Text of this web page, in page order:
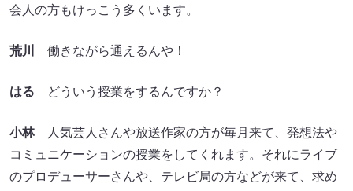
会人の方もけっこう多くいます。
荒川 働きながら通えるんや！
はる どういう授業をするんですか？
小林人気芸人さんや放送作家の方が毎月来て、発想法や
コミュニケーションの授業をしてくれます。それにライブ
のプロデューサーさんや、テレビ局の方などが来て、求め